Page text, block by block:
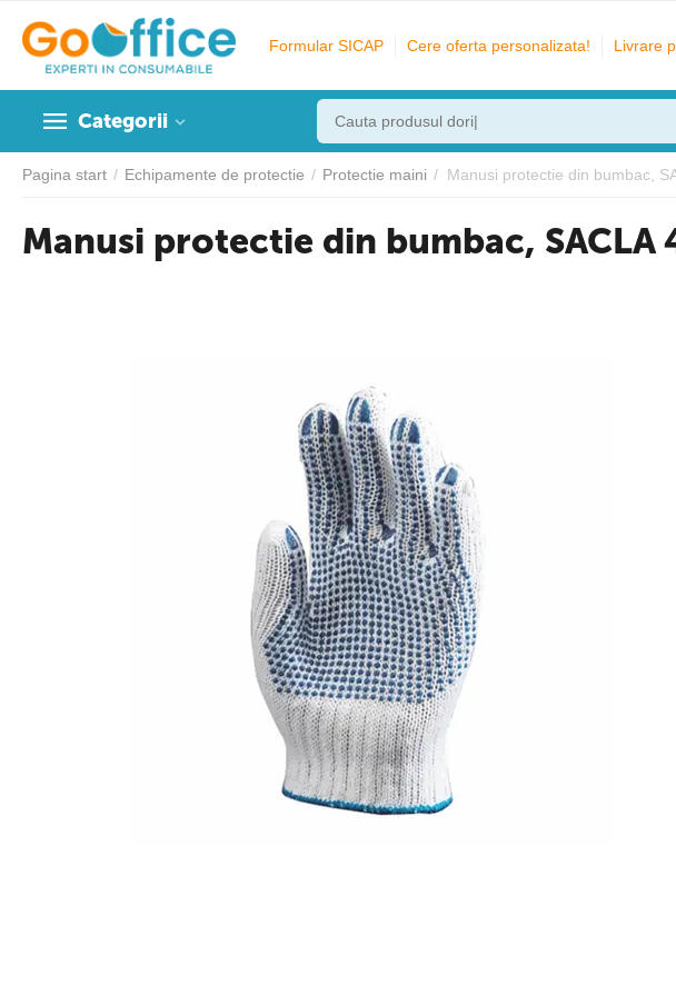
Formular SICAP Cere oferta personalizata! Livrare
Categorii
Pagina start / Echipamente de protectie / Protectie maini / Manusi protectie din bumbac,
Manusi protectie din bumbac, SACLA